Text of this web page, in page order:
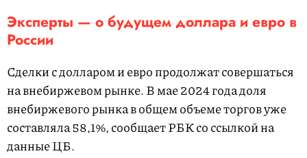
Эксперты — о будущем доллара и евро в
России
Сделки с долларом и евро продолжат совершаться
на внебиржевом рынке. В мае 2024 года доля
внебиржевого рынка в общем объеме торгов уже
составляла 58,1%, сообщает РБК со ссылкой на
данные ЦБ.